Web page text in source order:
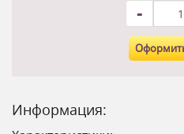
-
Информация: